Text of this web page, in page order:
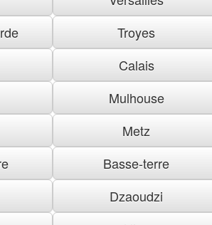
Troyes
Calais
Mulhouse
Metz
Basse-terre
Dzaoudzi